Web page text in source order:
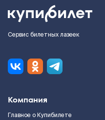
Сервис билетных лазеек
Компания
Главное о Купибилете